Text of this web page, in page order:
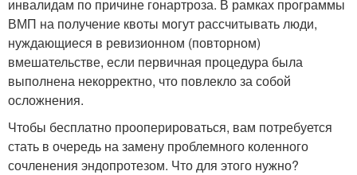
инвалидам по причине гонартроза. В рамках программы
ВМП на получение квоты могут рассчитывать люди,
нуждающиеся в ревизионном (повторном)
вмешательстве, если первичная процедура была
выполнена некорректно, что повлекло за собой
осложнения.
Чтобы бесплатно прооперироваться, вам потребуется
стать в очередь на замену проблемного коленного
сочленения эндопротезом. Что для этого нужно?